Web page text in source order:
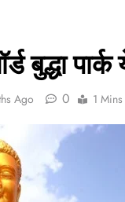
बुद्धा
Ago 0 1 Mins